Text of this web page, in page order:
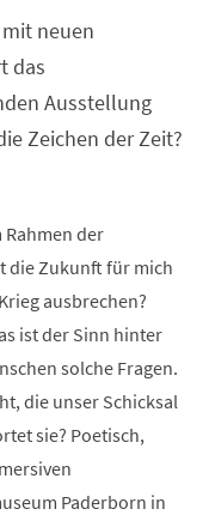
neuen
das
Ausstellung
Zeichen der Zeit?
Rahmen der
die Zukunft für mich
ausbrechen?
ist der Sinn hinter
solche Fragen.
die unser Schicksal
sie? Poetisch,
Paderborn in